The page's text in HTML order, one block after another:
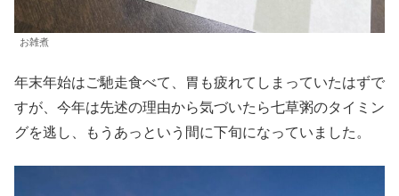
お雑煮
年末年始はご馳走食べて、胃も疲れてしまっていたはずで
すが、今年は先述の理由から気づいたら七草粥のタイミン
グを逃し、もうあっという間に下旬になっていました。